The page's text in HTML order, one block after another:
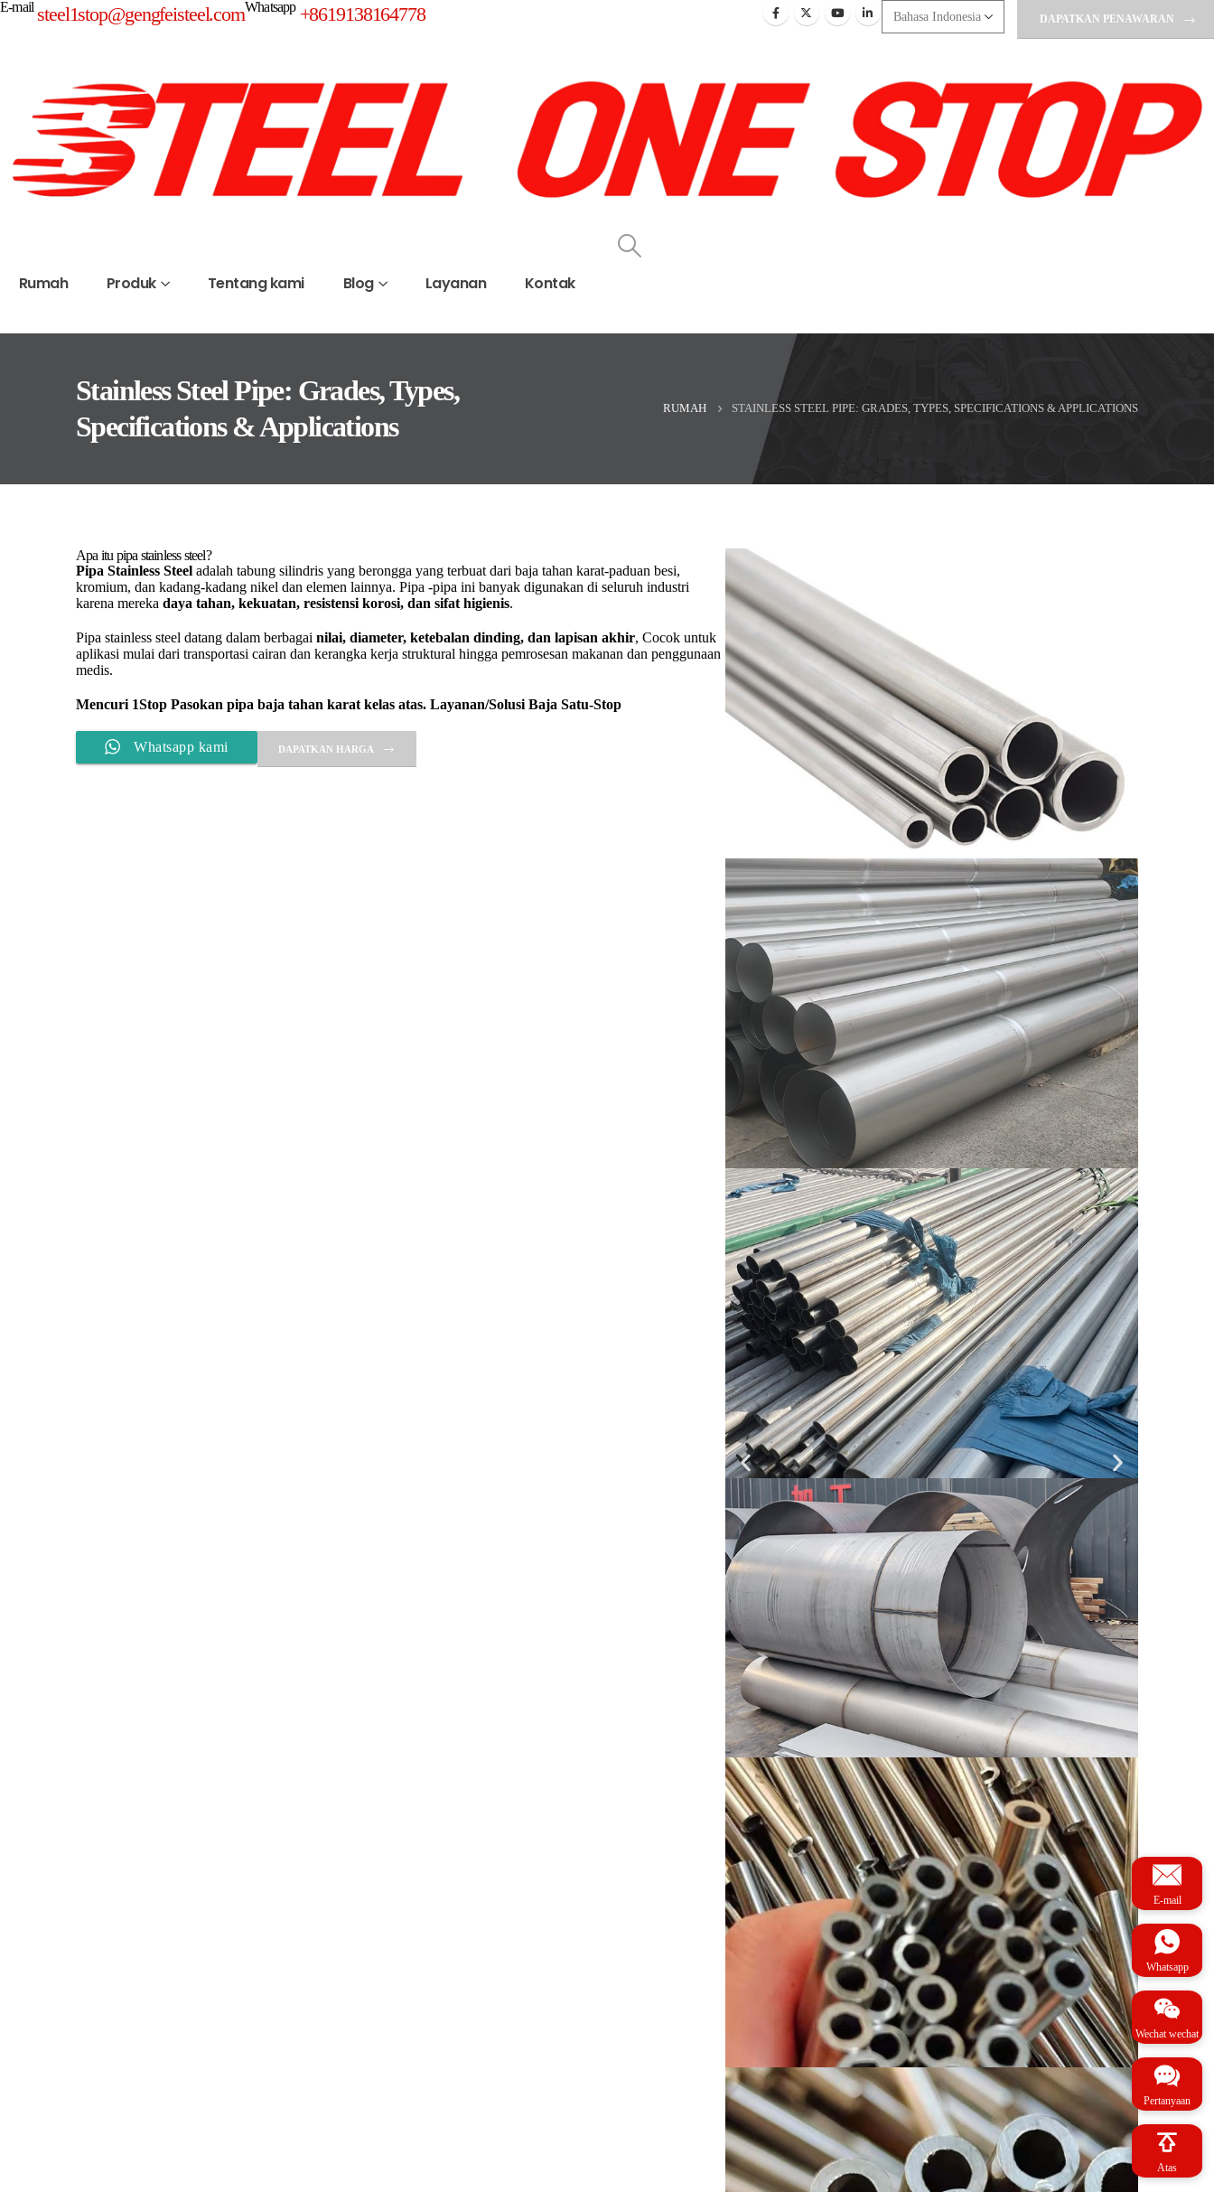
E-mail steel1stop@gengfeisteel.comWhatsapp +8619138164778 DAPATKAN PENAWARAN
Rumah Produk Tentang kami Blog Layanan Kontak
Stainless Steel Pipe: Grades, Types,
Specifications & Applications
RUMAH STAINLESS STEEL PIPE: GRADES, TYPES, SPECIFICATIONS & APPLICATIONS
Apa itu pipa stainless steel?
Pipa Stainless Steel adalah tabung silindris yang berongga yang terbuat dari baja tahan karat-paduan besi,
kromium, dan kadang-kadang nikel dan elemen lainnya. Pipa -pipa ini banyak digunakan di seluruh industri
karena mereka daya tahan, kekuatan, resistensi korosi, dan sifat higienis.
Pipa stainless steel datang dalam berbagai nilai, diameter, ketebalan dinding, dan lapisan akhir, Cocok untuk
aplikasi mulai dari transportasi cairan dan kerangka kerja struktural hingga pemrosesan makanan dan penggunaan
medis.
Mencuri 1Stop Pasokan pipa baja tahan karat kelas atas. Layanan/Solusi Baja Satu-Stop
Whatsapp kami DAPATKAN HARGA
E-mail
Whatsapp
Wechat wechat
Pertanyaan
Atas